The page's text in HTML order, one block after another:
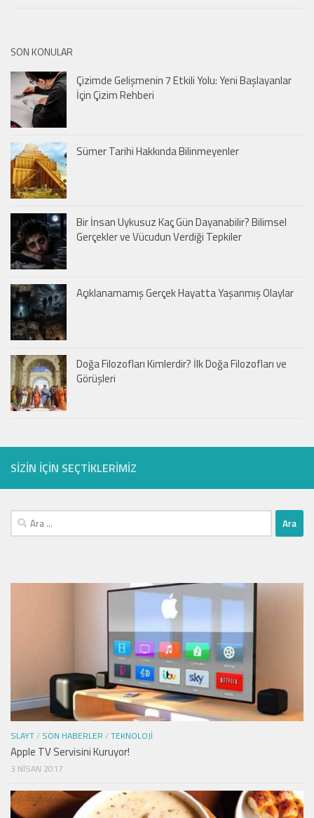
SON KONULAR
Çizimde Gelişmenin 7 Etkili Yolu: Yeni Başlayanlar
İçin Çizim Rehberi
Sümer Tarihi Hakkında Bilinmeyenler
Bir İnsan Uykusuz Kaç Gün Dayanabilir? Bilimsel
Gerçekler ve Vücudun Verdiği Tepkiler
Açıklanamamış Gerçek Hayatta Yaşanmış Olaylar
Doğa Filozofları Kimlerdir? İlk Doğa Filozofları ve
Görüşleri
SIZIN IÇIN SEÇTIKLERIMIZ
Arama:
SLAYT/ SON HABERLER /TEKNOLOJI
Apple TV Servisini Kuruyor!
3 NISAN 2017